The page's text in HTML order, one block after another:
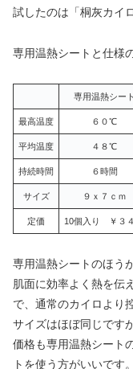
試したのは「桐灰カイ
専用温熱シートと仕様
専用温熱シート
最高温度 ６０℃
平均温度 ４８℃
持続時間 ６時間
サイズ ９ｘ７ｃｍ
定価 10個入り ￥３
専用温熱シートのほう
肌面に効率よく熱を伝
で、通常のカイロより
サイズはほぼ同じです
価格も専用温熱シート
トを使う方がいいです。